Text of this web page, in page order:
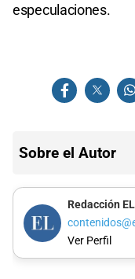
especulaciones.
Sobre el Autor
Redacción EL
Ver Perfil